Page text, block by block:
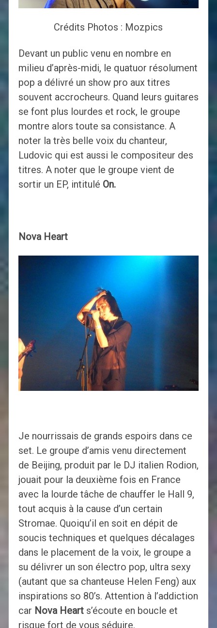
Crédits Photos : Mozpics
Devant un public venu en nombre en
milieu d’après-midi, le quatuor résolument
pop a délivré un show pro aux titres
souvent accrocheurs. Quand leurs guitares
se font plus lourdes et rock, le groupe
montre alors toute sa consistance. A
noter la très belle voix du chanteur,
Ludovic qui est aussi le compositeur des
titres. A noter que le groupe vient de
sortir un EP, intitulé On.
Nova Heart
Je nourrissais de grands espoirs dans ce
set. Le groupe d’amis venu directement
de Beijing, produit par le DJ italien Rodion,
jouait pour la deuxième fois en France
avec la lourde tâche de chauffer le Hall 9,
tout acquis à la cause d’un certain
Stromae. Quoiqu’il en soit en dépit de
soucis techniques et quelques décalages
dans le placement de la voix, le groupe a
su délivrer un son électro pop, ultra sexy
(autant que sa chanteuse Helen Feng) aux
inspirations so 80’s. Attention à l’addiction
car Nova Hearts’écoute en boucle et
risque fort de vous séduire.